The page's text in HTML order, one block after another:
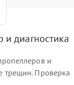
факторы
диагностика
и
трещин. Проверка